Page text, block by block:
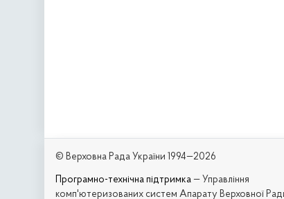
© Верховна Рада України 1994—2026
Програмно-технічна підтримка — Управління
комп'ютеризованих систем Апарату Верховної